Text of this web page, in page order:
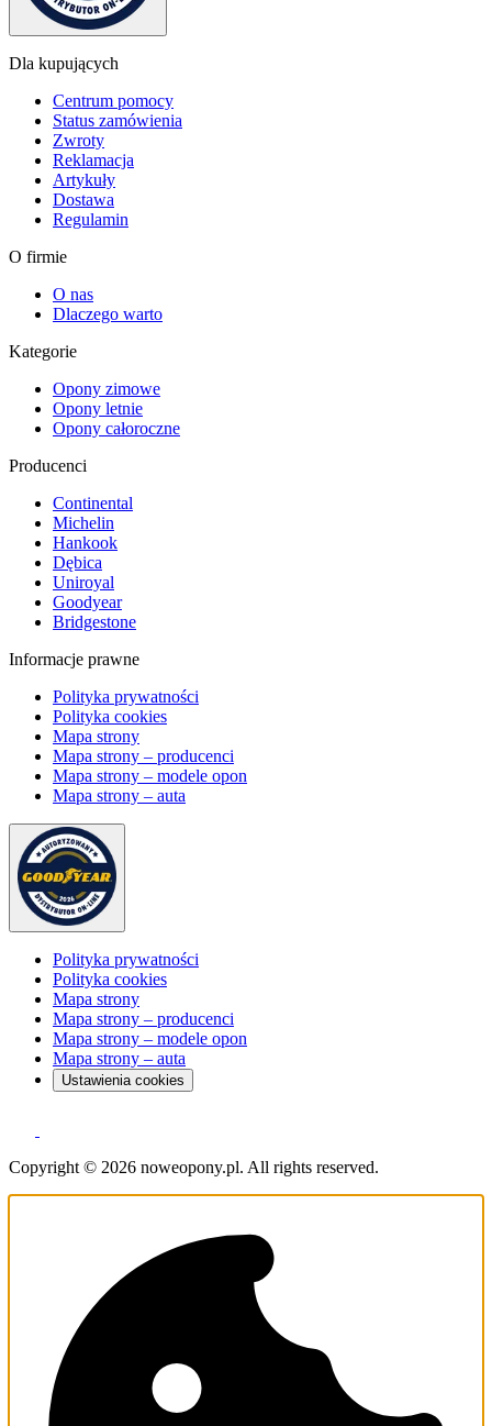
Dla kupujących
Centrum pomocy
Status zamówienia
Zwroty
Reklamacja
Artykuły
Dostawa
Regulamin
O firmie
O nas
Dlaczego warto
Kategorie
Opony zimowe
Opony letnie
Opony całoroczne
Producenci
Continental
Michelin
Hankook
Dębica
Uniroyal
Goodyear
Bridgestone
Informacje prawne
Polityka prywatności
Polityka cookies
Mapa strony
Mapa strony – producenci
Mapa strony – modele opon
Mapa strony – auta
Polityka prywatności
Polityka cookies
Mapa strony
Mapa strony – producenci
Mapa strony – modele opon
Mapa strony – auta
Ustawienia cookies
Copyright © 2026 noweopony.pl. All rights reserved.